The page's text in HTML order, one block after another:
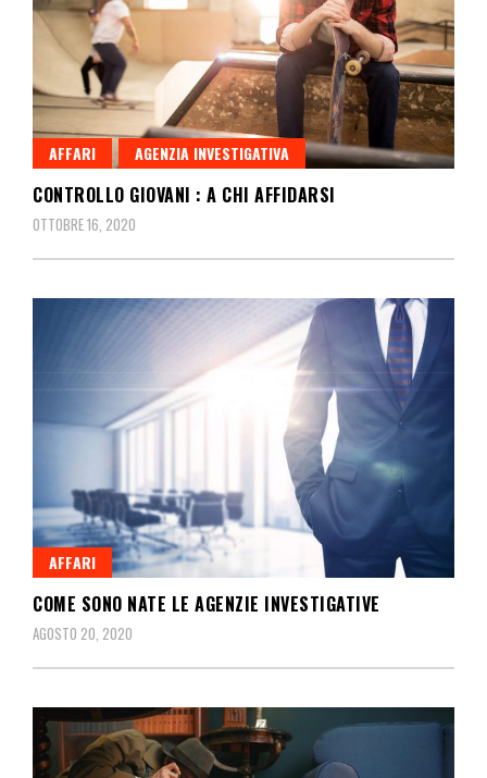
AFFARI AGENZIA INVESTIGATIVA
CONTROLLO GIOVANI : A CHI AFFIDARSI
OTTOBRE 16, 2020
AFFARI
COME SONO NATE LE AGENZIE INVESTIGATIVE
AGOSTO 20, 2020